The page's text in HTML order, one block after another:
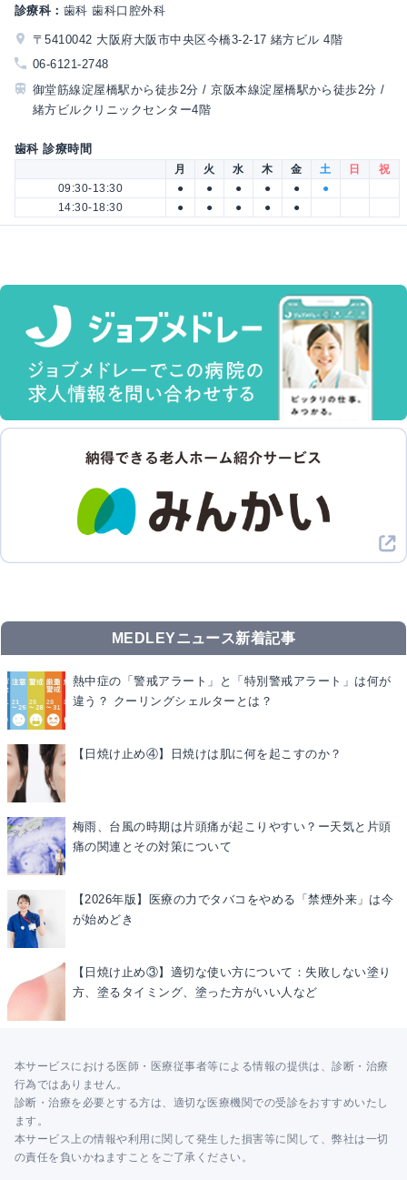
診療科： 歯科 歯科口腔外科
〒5410042 大阪府大阪市中央区今橋3-2-17 緒方ビル 4階
06-6121-2748
御堂筋線淀屋橋駅から徒歩2分 / 京阪本線淀屋橋駅から徒歩2分 /
緒方ビルクリニックセンター4階
歯科 診療時間
月 火 水 木 金 土 日
祝
09:30-13:30
● ● ● ● ●
●
14:30-18:30
● ● ● ● ●
MEDLEYニュース新着記事
熱中症の「警戒アラート」と「特別警戒アラート」は何が
違う？ クーリングシェルターとは？
【日焼け止め④】日焼けは肌に何を起こすのか？
梅雨、台風の時期は片頭痛が起こりやすい？ー天気と片頭
痛の関連とその対策について
【2026年版】医療の力でタバコをやめる「禁煙外来」は今
が始めどき
【日焼け止め③】適切な使い方について：失敗しない塗り
方、塗るタイミング、塗った方がいい人など
本サービスにおける医師・医療従事者等による情報の提供は、診断・治療
行為ではありません。
診断・治療を必要とする方は、適切な医療機関での受診をおすすめいたし
ます。
本サービス上の情報や利用に関して発生した損害等に関して、弊社は一切
の責任を負いかねますことをご了承ください。